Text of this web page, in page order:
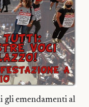
gli emendamenti al